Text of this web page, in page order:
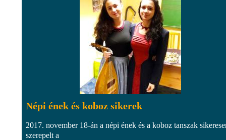
Népi ének és koboz sikerek
2017. november 18-án a népi ének és a koboz tanszak
szerepelt a